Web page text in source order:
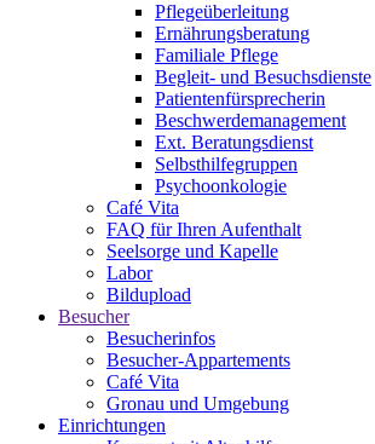
Pflegeüberleitung
Ernährungsberatung
Familiale Pflege
Begleit- und Besuchsdienste
Patientenfürsprecherin
Beschwerdemanagement
Ext. Beratungsdienst
Selbsthilfegruppen
Psychoonkologie
Café Vita
FAQ für Ihren Aufenthalt
Seelsorge und Kapelle
Labor
Bildupload
Besucher
Besucherinfos
Besucher-Appartements
Café Vita
Gronau und Umgebung
Einrichtungen